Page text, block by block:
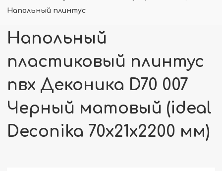
Напольный плинтус
Напольный
пластиковый плинтус
пвх Деконика D70 007
Черный матовый (ideal
Deconika 70х21х2200 мм)